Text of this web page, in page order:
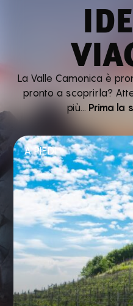
La Valle Camonica è
pronto a scoprirla?
più… Prima la
A PIEDI